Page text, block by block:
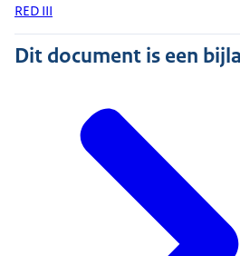
RED III
Dit document is een